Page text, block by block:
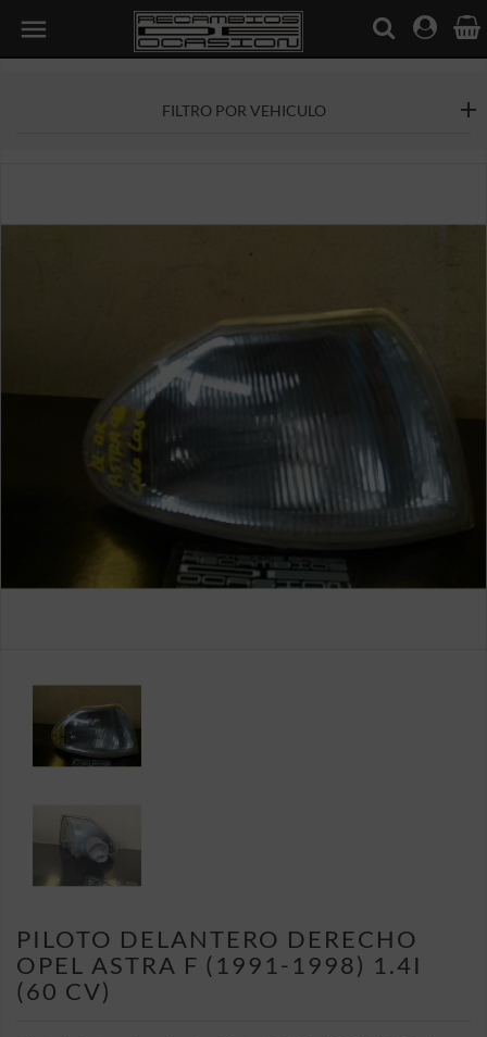

FILTRO POR VEHICULO
PILOTO DELANTERO DERECHO
OPEL ASTRA F (1991-1998) 1.4I
(60 CV)